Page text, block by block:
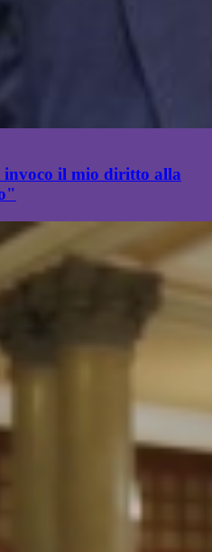
invoco il mio diritto alla